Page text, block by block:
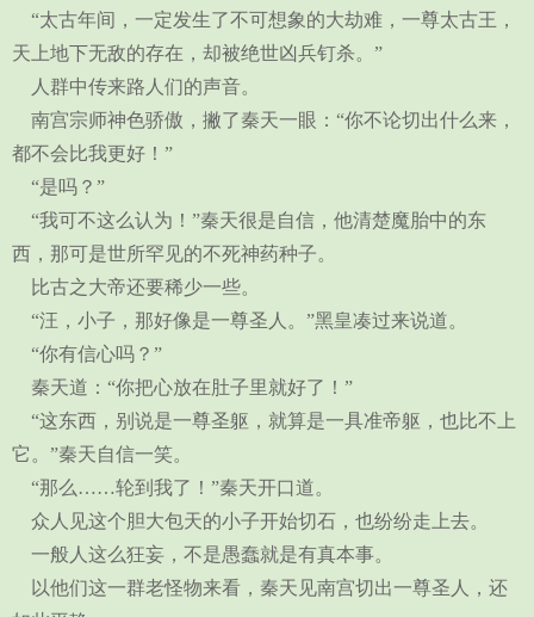
“太古年间，一定发生了不可想象的大劫难，一尊太古王，
天上地下无敌的存在，却被绝世凶兵钉杀。”
人群中传来路人们的声音。
南宫宗师神色骄傲，撇了秦天一眼：“你不论切出什么来，
都不会比我更好！”
“是吗？”
“我可不这么认为！”秦天很是自信，他清楚魔胎中的东
西，那可是世所罕见的不死神药种子。
比古之大帝还要稀少一些。
“汪，小子，那好像是一尊圣人。”黑皇凑过来说道。
“你有信心吗？”
秦天道：“你把心放在肚子里就好了！”
“这东西，别说是一尊圣躯，就算是一具准帝躯，也比不上
它。”秦天自信一笑。
“那么……轮到我了！”秦天开口道。
众人见这个胆大包天的小子开始切石，也纷纷走上去。
一般人这么狂妄，不是愚蠢就是有真本事。
以他们这一群老怪物来看，秦天见南宫切出一尊圣人，还